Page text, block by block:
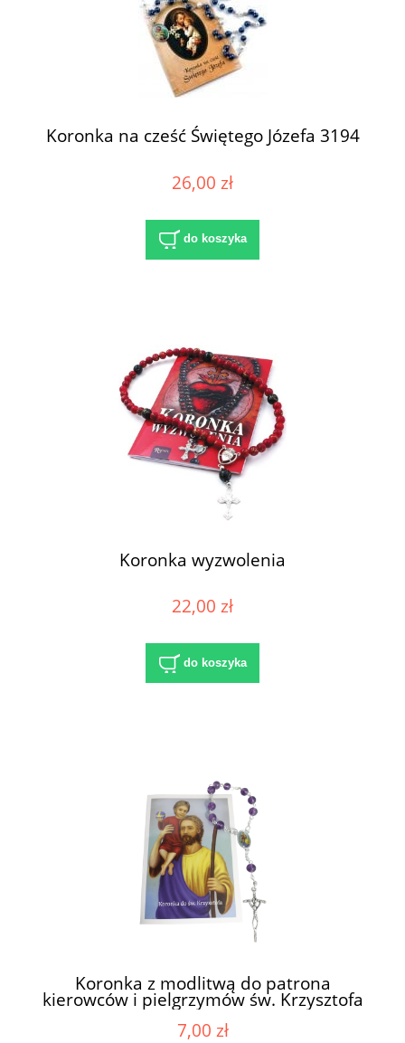
Koronka na cześć Świętego Józefa 3194
26,00 zł
do koszyka
Koronka wyzwolenia
22,00 zł
do koszyka
Koronka z modlitwą do patrona
kierowców i pielgrzymów św. Krzysztofa
3278
7,00 zł